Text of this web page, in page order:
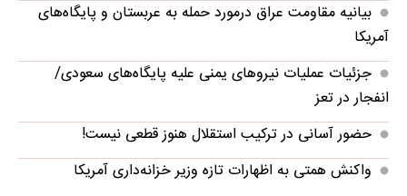
بیانیه مقاومت عراق درمورد حمله به عربستان و پایگاه‌های
آمریکا
جزئیات عملیات نیروهای یمنی علیه پایگاه‌های سعودی/
انفجار در تعز
حضور آسانی در ترکیب استقلال هنوز قطعی نیست!
واکنش همتی به اظهارات تازه وزیر خزانه‌داری آمریکا